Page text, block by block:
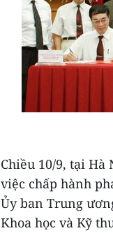
Chiều 10/9, tại
việc chấp hành
Ủy ban Trung
Khoa học và Kỹ